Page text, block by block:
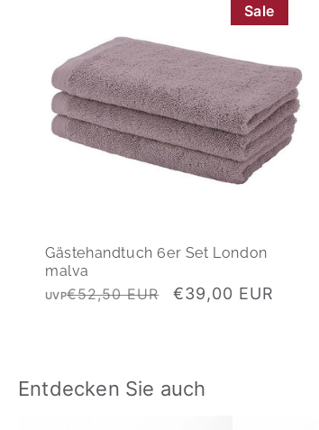
Gästehandtuch 6er Set London
malva
Normaler
UVP€52,50 EUR Verkaufspreis
€39,00 EUR
Sale
Entdecken Sie auch